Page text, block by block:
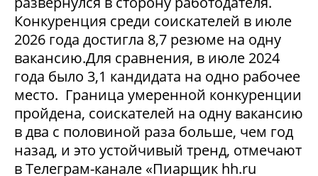
Конкуренция среди соискателей в июле
2026 года достигла 8,7 резюме на одну
вакансию.Для сравнения, в июле 2024
года было 3,1 кандидата на одно рабочее
место. Граница умеренной конкуренции
пройдена, соискателей на одну вакансию
в два с половиной раза больше, чем год
назад, и это устойчивый тренд, отмечают
в Телеграм-канале «Пиарщик hh.ru